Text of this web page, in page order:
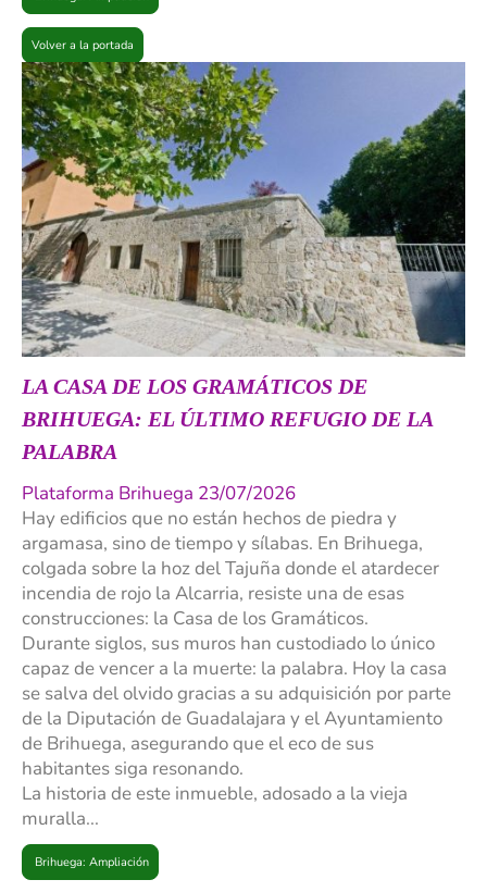
Volver a la portada
LA CASA DE LOS GRAMÁTICOS DE
BRIHUEGA: EL ÚLTIMO REFUGIO DE LA
PALABRA
Plataforma Brihuega 23/07/2026
Hay edificios que no están hechos de piedra y
argamasa, sino de tiempo y sílabas. En Brihuega,
colgada sobre la hoz del Tajuña donde el atardecer
incendia de rojo la Alcarria, resiste una de esas
construcciones: la Casa de los Gramáticos.
Durante siglos, sus muros han custodiado lo único
capaz de vencer a la muerte: la palabra. Hoy la casa
se salva del olvido gracias a su adquisición por parte
de la Diputación de Guadalajara y el Ayuntamiento
de Brihuega, asegurando que el eco de sus
habitantes siga resonando.
La historia de este inmueble, adosado a la vieja
muralla...
Brihuega: Ampliación